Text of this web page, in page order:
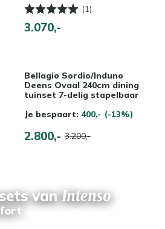
(1)
3.070,-
Bellagio Sordio/Induno
Deens Ovaal 240cm dining
tuinset 7-delig stapelbaar
Je bespaart: 400,- (-13%)
2.800,- 3.200,-
vanIntenso